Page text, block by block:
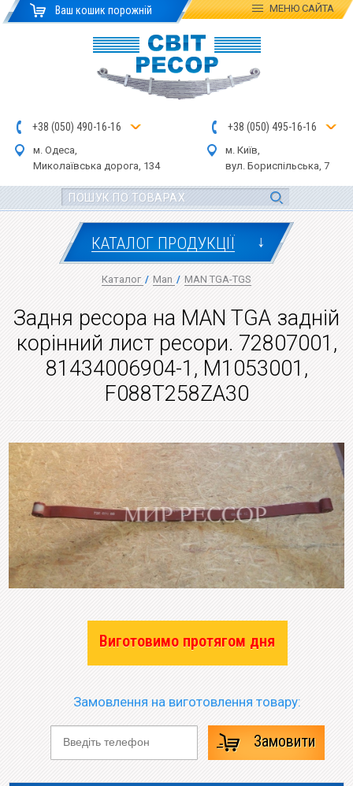
Ваш кошик порожній МЕНЮСАЙТА
+38 (050) 490-16-16
м. Одеса,
Миколаївська дорога, 134
+38 (050) 495-16-16
м. Київ,
вул. Бориспільська, 7
КАТАЛОГ ПРОДУКЦІЇ ↓
Каталог / Man / MAN TGA-TGS
Задня ресора на MAN TGA задній
корінний лист ресори. 72807001,
81434006904-1, M1053001,
F088T258ZA30
Виготовимо протягом дня
Замовлення на виготовлення товару:
Замовити